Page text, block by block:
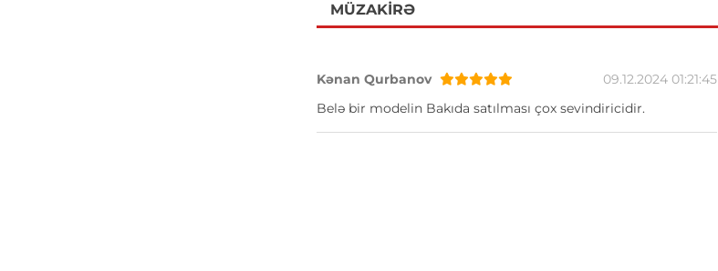
MÜZAKIRƏ
Kənan Qurbanov
09.12.2024 01:21:45
Belə bir modelin Bakıda satılması çox sevindiricidir.